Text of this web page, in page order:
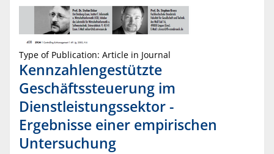
Type of Publication: Article in Journal
Kennzahlengestützte
Geschäftssteuerung im
Dienstleistungssektor -
Ergebnisse einer empirischen
Untersuchung